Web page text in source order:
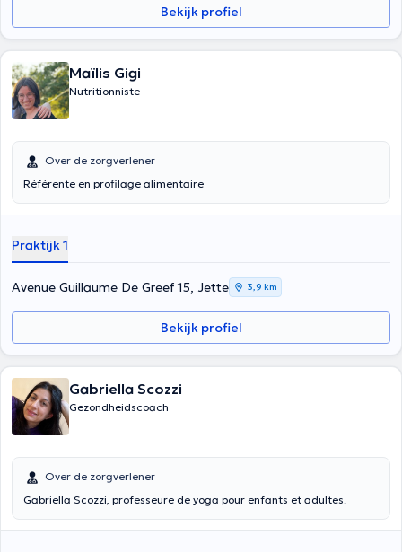
Bekijk profiel
Maïlis Gigi
Nutritionniste
Over de zorgverlener
Référente en profilage alimentaire
Praktijk 1
Avenue Guillaume De Greef 15, Jette 3,9 km
Bekijk profiel
Gabriella Scozzi
Gezondheidscoach
Over de zorgverlener
Gabriella Scozzi, professeure de yoga pour enfants et adultes.